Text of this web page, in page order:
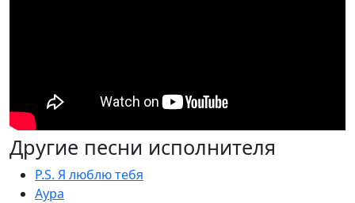
Другие песни исполнителя
P.S. Я люблю тебя
Аура